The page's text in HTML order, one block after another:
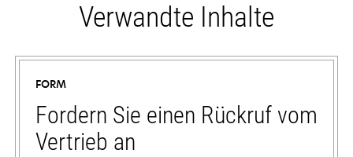
Verwandte Inhalte
FORM
Fordern Sie einen Rückruf vom
Vertrieb an